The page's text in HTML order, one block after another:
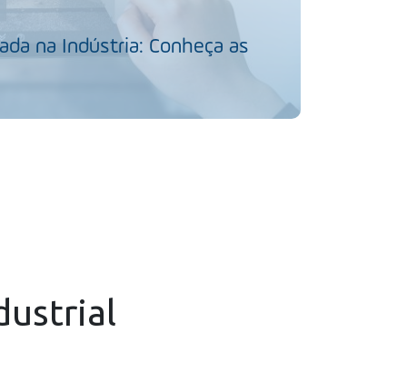
na Indústria: Conheça as